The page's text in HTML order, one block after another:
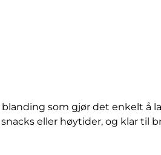
blanding som gjør det enkelt
eller høytider, og klar til